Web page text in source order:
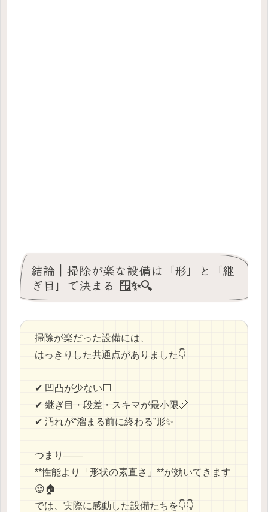
結論｜掃除が楽な設備は「形」と「継
ぎ目」で決まる 🪟✨🔍
掃除が楽だった設備には、
はっきりした共通点がありました👇
✔ 凹凸が少ない⬜
✔ 継ぎ目・段差・スキマが最小限📏
✔ 汚れが“溜まる前に終わる”形✨
つまり——
**性能より「形状の素直さ」**が効いてきます
😌🏠
では、実際に感動した設備たちを👇👇